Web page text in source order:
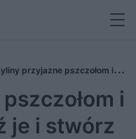
przyjazne pszczołom i
dla zapylaczy!
i
je i stwórz